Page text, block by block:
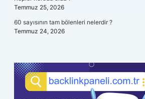
Temmuz 25, 2026
60 sayısının tam bölenleri nelerdir ?
Temmuz 24, 2026